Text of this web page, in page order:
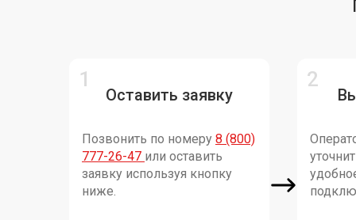
Оставить заявку
Позвонить по номеру 8 (800)
777-26-47 или оставить
заявку используя кнопку
ниже.